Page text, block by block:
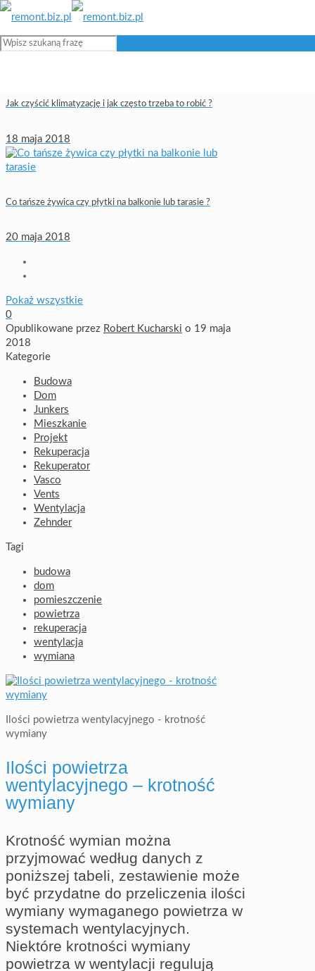
Jak czyścić klimatyzację i jak często trzeba to robić ?
18 maja 2018
Co tańsze żywica czy płytki na balkonie lub tarasie ?
20 maja 2018
Pokaż wszystkie
0
Opublikowane przez Robert Kucharski o 19 maja
2018
Kategorie
Budowa
Dom
Junkers
Mieszkanie
Projekt
Rekuperacja
Rekuperator
Vasco
Vents
Wentylacja
Zehnder
Tagi
budowa
dom
pomieszczenie
powietrza
rekuperacja
wentylacja
wymiana
Ilości powietrza wentylacyjnego - krotność
wymiany
Ilości powietrza
wentylacyjnego – krotność
wymiany
Krotność wymian można
przyjmować według danych z
poniższej tabeli, zestawienie może
być przydatne do przeliczenia ilości
wymiany wymaganego powietrza w
systemach wentylacyjnych.
Niektóre krotności wymiany
powietrza w wentylacji regulują